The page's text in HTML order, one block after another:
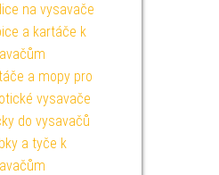
na vysavače
a kartáče k
a mopy pro
vysavače
do vysavačů
a tyče k